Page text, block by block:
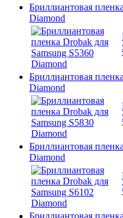
Бриллиантовая
Diamond
Бриллиантовая
Diamond
Бриллиантовая
Diamond
Бриллиантовая